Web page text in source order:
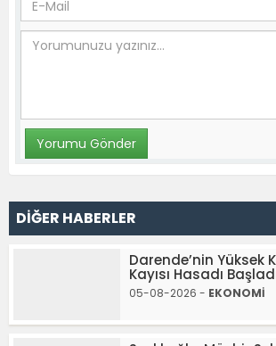
DİĞER HABERLER
Darende’nin Yüksek
Kayısı Hasadı
05-08-2026 - EKONOMİ